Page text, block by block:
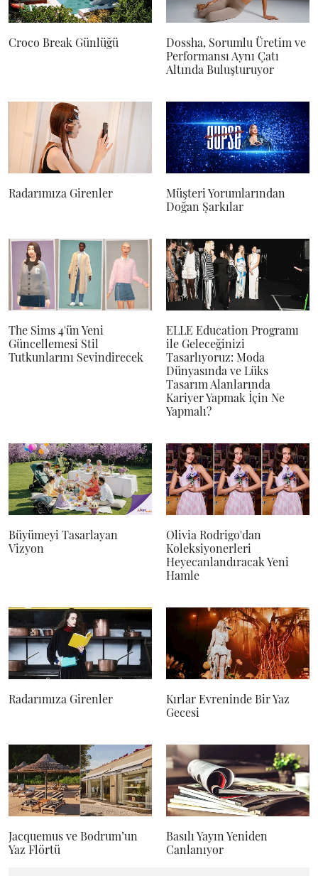
Croco Break Günlüğü
Dossha, Sorumlu Üretim ve
Performansı Aynı Çatı
Altında Buluşturuyor
Radarımıza Girenler
Müşteri Yorumlarından
Doğan Şarkılar
The Sims 4'ün Yeni
Güncellemesi Stil
Tutkunlarını Sevindirecek
ELLE Education Programı
ile Geleceğinizi
Tasarlıyoruz: Moda
Dünyasında ve Lüks
Tasarım Alanlarında
Kariyer Yapmak İçin Ne
Yapmalı?
Büyümeyi Tasarlayan
Vizyon
Olivia Rodrigo'dan
Koleksiyonerleri
Heyecanlandıracak Yeni
Hamle
Radarımıza Girenler
Kırlar Evreninde Bir Yaz
Gecesi
Jacquemus ve Bodrum’un
Yaz Flörtü
Basılı Yayın Yeniden
Canlanıyor